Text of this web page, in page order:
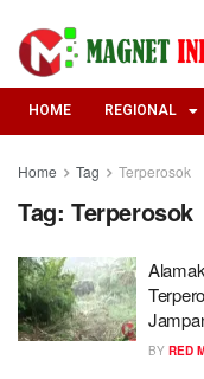
HOME REGIONAL
Home Tag Terperosok
Tag: Terperosok
BY RED